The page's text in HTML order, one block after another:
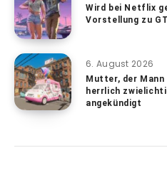
Wird bei Netflix
Vorstellung zu
6. August 2026
Mutter, der
herrlich
angekündigt